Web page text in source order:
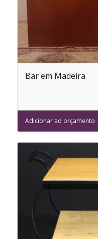
Bar em Madeira
Adicionar ao orçamento